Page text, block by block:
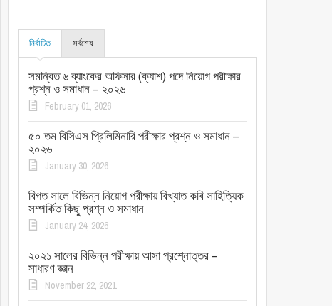
নির্বাচিত সর্বশেষ
সমন্বিত ৬ ব্যাংকের অফিসার (ক্যাশ) পদে নিয়োগ পরীক্ষার
প্রশ্ন ও সমাধান – ২০২৬
February 01, 2026
৫০ তম বিসিএস প্রিলিমিনারি পরীক্ষার প্রশ্ন ও সমাধান –
২০২৬
January 30, 2026
বিগত সালে বিভিন্ন নিয়োগ পরীক্ষায় বিখ্যাত কবি সাহিত্যিক
সম্পর্কিত কিছু প্রশ্ন ও সমাধান
January 24, 2026
২০২১ সালের বিভিন্ন পরীক্ষায় আসা প্রশ্নোত্তর –
সাধারণ জ্ঞান
November 22, 2021